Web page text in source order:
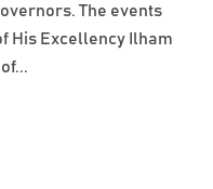
The events
His Excellency Ilham